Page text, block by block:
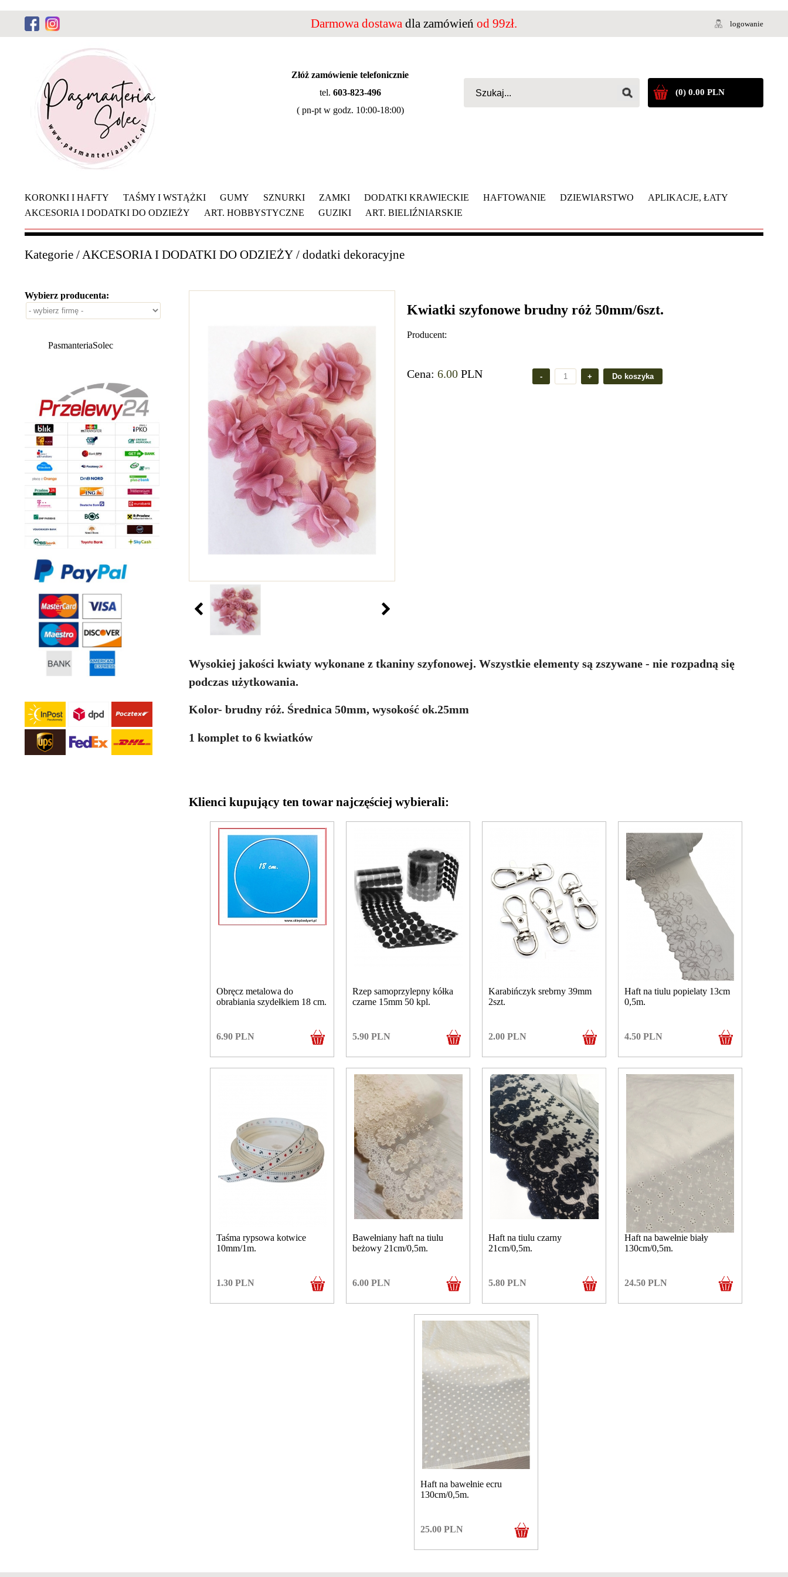
Darmowa dostawa dla zamówień od 99zł. logowanie
Złóż zamówienie telefonicznie
tel. 603-823-496
( pn-pt w godz. 10:00-18:00)
(0) 0.00 PLN
KORONKI I HAFTY TAŚMY I WSTĄŻKI GUMY SZNURKI ZAMKI DODATKI KRAWIECKIE HAFTOWANIE DZIEWIARSTWO
APLIKACJE, ŁATY
AKCESORIA I DODATKI DO ODZIEŻY
ART. HOBBYSTYCZNE GUZIKI ART. BIELIŹNIARSKIE
Kategorie /AKCESORIA I DODATKI DO ODZIEŻY / dodatki dekoracyjne
Wybierz producenta:
PasmanteriaSolec
Kwiatki szyfonowe brudny róż 50mm/6szt.
Producent:
Cena: 6.00 PLN
Wysokiej jakości kwiaty wykonane z tkaniny szyfonowej. Wszystkie elementy są zszywane - nie rozpadną się
podczas użytkowania.
Kolor- brudny róż. Średnica 50mm, wysokość ok.25mm
1 komplet to 6 kwiatków
Klienci kupujący ten towar najczęściej wybierali:
Obręcz metalowa do
obrabiania szydełkiem 18 cm.
6.90 PLN
Rzep samoprzylepny kółka
czarne 15mm 50 kpl.
5.90 PLN
Karabińczyk srebrny 39mm
2szt.
2.00 PLN
Haft na tiulu popielaty 13cm
0,5m.
4.50 PLN
Taśma rypsowa kotwice
10mm/1m.
1.30 PLN
Bawełniany haft na tiulu
beżowy 21cm/0,5m.
6.00 PLN
Haft na tiulu czarny
21cm/0,5m.
5.80 PLN
Haft na bawełnie biały
130cm/0,5m.
24.50 PLN
Haft na bawełnie ecru
130cm/0,5m.
25.00 PLN